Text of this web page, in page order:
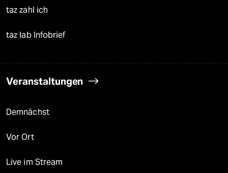
taz zahl ich
taz lab Infobrief
Veranstaltungen
Demnächst
Vor Ort
Live im Stream